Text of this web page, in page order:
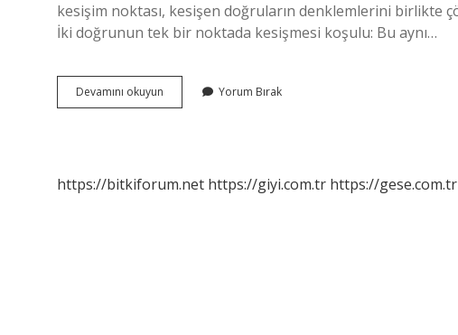
kesişim noktası, kesişen doğruların denklemlerini birlikte
İki doğrunun tek bir noktada kesişmesi koşulu: Bu aynı…
Devamını okuyun
Doğrunun
Yorum Bırak
https://bitkiforum.net https://giyi.com.tr https://gese.com.tr